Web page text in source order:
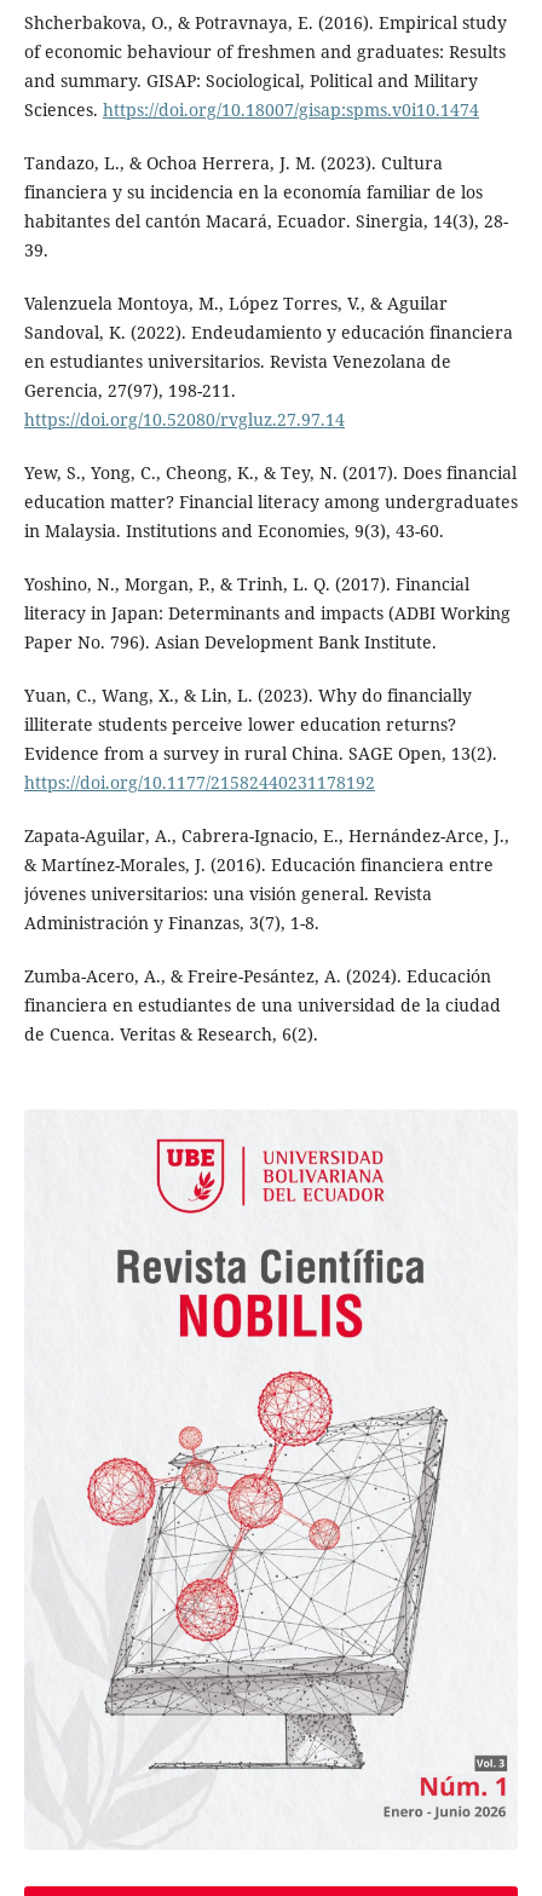
Shcherbakova, O., & Potravnaya, E. (2016). Empirical study
of economic behaviour of freshmen and graduates: Results
and summary. GISAP: Sociological, Political and Military
Sciences. https://doi.org/10.18007/gisap:spms.v0i10.1474
Tandazo, L., & Ochoa Herrera, J. M. (2023). Cultura
financiera y su incidencia en la economía familiar de los
habitantes del cantón Macará, Ecuador. Sinergia, 14(3), 28-
39.
Valenzuela Montoya, M., López Torres, V., & Aguilar
Sandoval, K. (2022). Endeudamiento y educación financiera
en estudiantes universitarios. Revista Venezolana de
Gerencia, 27(97), 198-211.
https://doi.org/10.52080/rvgluz.27.97.14
Yew, S., Yong, C., Cheong, K., & Tey, N. (2017). Does financial
education matter? Financial literacy among undergraduates
in Malaysia. Institutions and Economies, 9(3), 43-60.
Yoshino, N., Morgan, P., & Trinh, L. Q. (2017). Financial
literacy in Japan: Determinants and impacts (ADBI Working
Paper No. 796). Asian Development Bank Institute.
Yuan, C., Wang, X., & Lin, L. (2023). Why do financially
illiterate students perceive lower education returns?
Evidence from a survey in rural China. SAGE Open, 13(2).
https://doi.org/10.1177/21582440231178192
Zapata-Aguilar, A., Cabrera-Ignacio, E., Hernández-Arce, J.,
& Martínez-Morales, J. (2016). Educación financiera entre
jóvenes universitarios: una visión general. Revista
Administración y Finanzas, 3(7), 1-8.
Zumba-Acero, A., & Freire-Pesántez, A. (2024). Educación
financiera en estudiantes de una universidad de la ciudad
de Cuenca. Veritas & Research, 6(2).